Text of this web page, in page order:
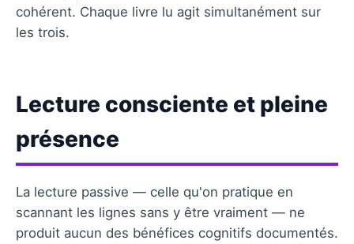
cohérent. Chaque livre lu agit simultanément sur
les trois.
Lecture consciente et pleine
présence
La lecture passive — celle qu'on pratique en
scannant les lignes sans y être vraiment — ne
produit aucun des bénéfices cognitifs documentés.